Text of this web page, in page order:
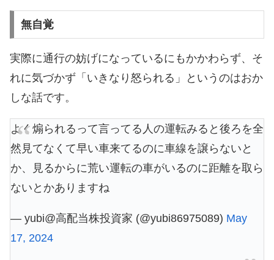
無自覚
実際に通行の妨げになっているにもかかわらず、そ
れに気づかず「いきなり怒られる」というのはおか
しな話です。
よく煽られるって言ってる人の運転みると後ろを全
然見てなくて早い車来てるのに車線を譲らないと
か、見るからに荒い運転の車がいるのに距離を取ら
ないとかありますね
— yubi@高配当株投資家 (@yubi86975089) May
17, 2024